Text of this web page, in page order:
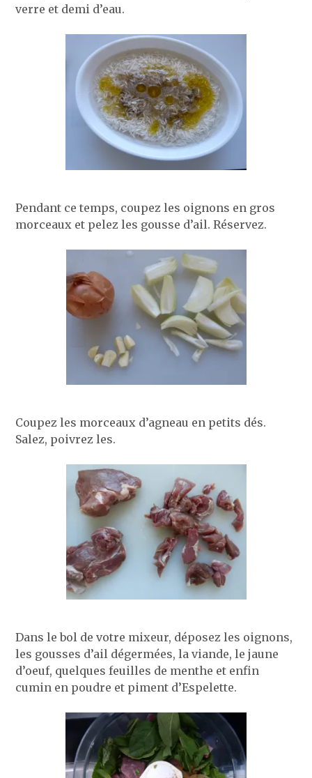
verre et demi d’eau.
Pendant ce temps, coupez les oignons en gros
morceaux et pelez les gousse d’ail. Réservez.
Coupez les morceaux d’agneau en petits dés.
Salez, poivrez les.
Dans le bol de votre mixeur, déposez les oignons,
les gousses d’ail dégermées, la viande, le jaune
d’oeuf, quelques feuilles de menthe et enfin
cumin en poudre et piment d’Espelette.